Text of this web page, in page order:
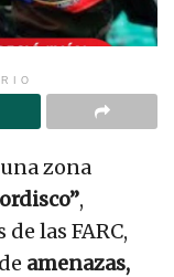
zona
,
las FARC,
amenazas,